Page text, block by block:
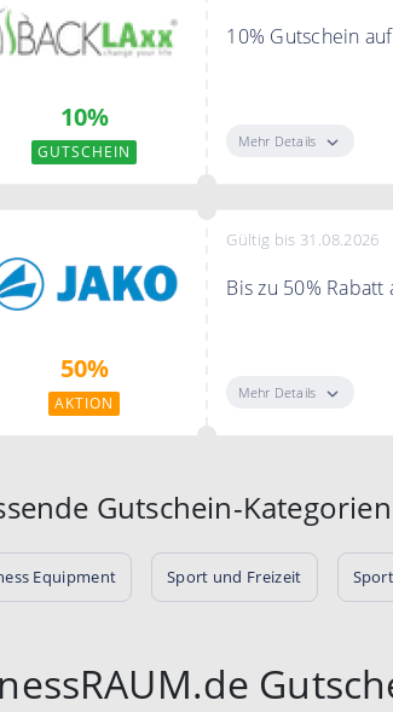
10%
GUTSCHEIN
10% Gutschein
Mehr Details
50%
AKTION
Gültig bis 31.08.2026
Bis zu 50% Rabatt
Mehr Details
Gutschein-Kategorien
Equipment Sport und Freizeit